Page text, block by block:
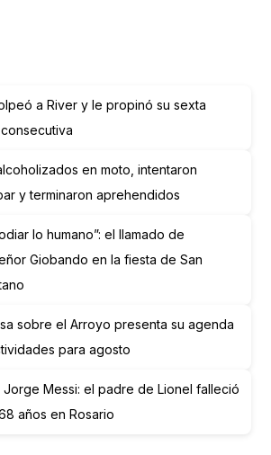
a River y le propinó su sexta
en moto, intentaron
y terminaron aprehendidos
lo humano”: el llamado de
Giobando en la fiesta de San
sobre el Arroyo presenta su agenda
para agosto
Jorge Messi: el padre de Lionel falleció
años en Rosario